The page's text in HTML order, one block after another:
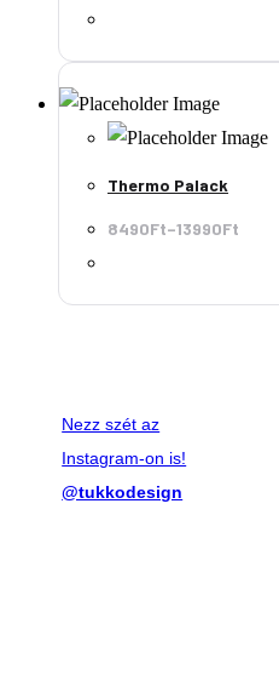
Thermo Palack
8490Ft–13990Ft
Nezz szét az
Instagram-on is!
@tukkodesign